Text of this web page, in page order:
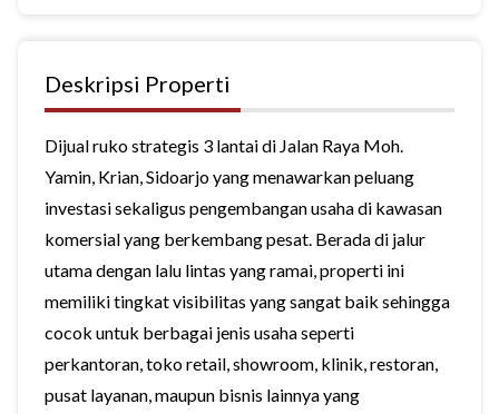
Deskripsi Properti
Dijual ruko strategis 3 lantai di Jalan Raya Moh.
Yamin, Krian, Sidoarjo yang menawarkan peluang
investasi sekaligus pengembangan usaha di kawasan
komersial yang berkembang pesat. Berada di jalur
utama dengan lalu lintas yang ramai, properti ini
memiliki tingkat visibilitas yang sangat baik sehingga
cocok untuk berbagai jenis usaha seperti
perkantoran, toko retail, showroom, klinik, restoran,
pusat layanan, maupun bisnis lainnya yang